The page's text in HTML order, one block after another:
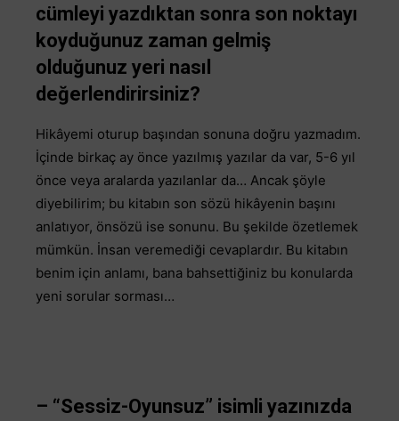
cümleyi yazdıktan sonra son noktayı
koyduğunuz zaman gelmiş
olduğunuz yeri nasıl
değerlendirirsiniz?
Hikâyemi oturup başından sonuna doğru yazmadım.
İçinde birkaç ay önce yazılmış yazılar da var, 5-6 yıl
önce veya aralarda yazılanlar da… Ancak şöyle
diyebilirim; bu kitabın son sözü hikâyenin başını
anlatıyor, önsözü ise sonunu. Bu şekilde özetlemek
mümkün. İnsan veremediği cevaplardır. Bu kitabın
benim için anlamı, bana bahsettiğiniz bu konularda
yeni sorular sorması…
– “Sessiz-Oyunsuz” isimli yazınızda